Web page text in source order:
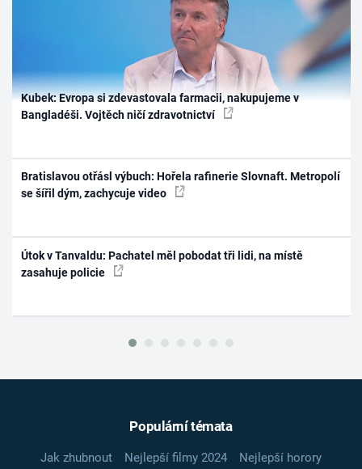
Kubek: Evropa si zdevastovala farmacii, nakupujeme v
Bangladéši. Vojtěch ničí zdravotnictví
Bratislavou otřásl výbuch: Hořela rafinerie Slovnaft. Metropolí
se šířil dým, zachycuje video
Útok v Tanvaldu: Pachatel měl pobodat tři lidi, na místě
zasahuje policie
Populární témata
Jak zhubnout Nejlepší filmy 2024
Nejlepší horory